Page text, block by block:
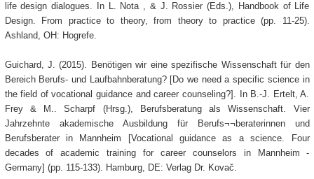
life design dialogues. In L. Nota , & J. Rossier (Eds.), Handbook of Life
Design. From practice to theory, from theory to practice (pp. 11-25).
Ashland, OH: Hogrefe.
Guichard, J. (2015). Benötigen wir eine spezifische Wissenschaft für den
Bereich Berufs- und Laufbahnberatung? [Do we need a specific science in
the field of vocational guidance and career counseling?]. In B.-J. Ertelt, A.
Frey & M.. Scharpf (Hrsg.), Berufsberatung als Wissenschaft. Vier
Jahrzehnte akademische Ausbildung für Berufs¬¬beraterinnen und
Berufsberater in Mannheim [Vocational guidance as a science. Four
decades of academic training for career counselors in Mannheim -
Germany] (pp. 115-133). Hamburg, DE: Verlag Dr. Kovač.